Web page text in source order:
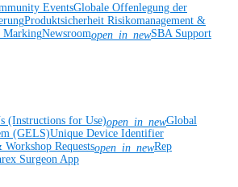
EventsGlobale Offenlegung der
Produktsicherheit Risikomanagement &
MarkingNewsroomopen_in_newSBA Support
(Instructions for Use)open_in_newGlobal
(GELS)Unique Device Identifier
Requestsopen_in_newRep
Surgeon App